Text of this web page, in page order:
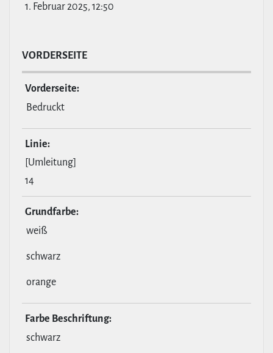
1. Februar 2025, 12:50
VOR­DER­SEITE
Vor­der­seite:
Bedruckt
Linie:
[Umleitung]
14
Grund­farbe:
weiß
schwarz
orange
Farbe Beschrif­tung:
schwarz